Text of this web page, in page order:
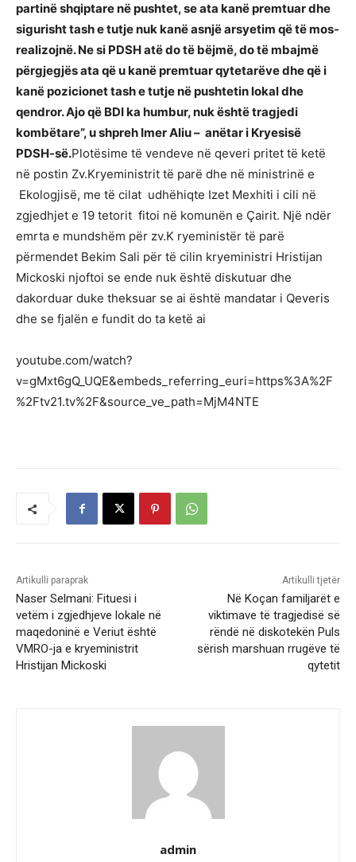
partinë shqiptare në pushtet, se ata kanë premtuar dhe
sigurisht tash e tutje nuk kanë asnjë arsyetim që të mos-
realizojnë. Ne si PDSH atë do të bëjmë, do të mbajmë
përgjegjës ata që u kanë premtuar qytetarëve dhe që i
kanë pozicionet tash e tutje në pushtetin lokal dhe
qendror. Ajo që BDI ka humbur, nuk është tragjedi
kombëtare”, u shpreh Imer Aliu – anëtar i Kryesisë
PDSH-së.Plotësime të vendeve në qeveri pritet të ketë
në postin Zv.Kryeministrit të parë dhe në ministrinë e
Ekologjisë, me të cilat udhëhiqte Izet Mexhiti i cili në
zgjedhjet e 19 tetorit fitoi në komunën e Çairit. Një ndër
emrta e mundshëm për zv.K ryeministër të parë
përmendet Bekim Sali për të cilin kryeministri Hristijan
Mickoski njoftoi se ende nuk është diskutuar dhe
dakorduar duke theksuar se ai është mandatar i Qeveris
dhe se fjalën e fundit do ta ketë ai
youtube.com/watch?
v=gMxt6gQ_UQE&embeds_referring_euri=https%3A%2F
%2Ftv21.tv%2F&source_ve_path=MjM4NTE
Artikulli paraprak
Naser Selmani: Fituesi i
vetëm i zgjedhjeve lokale në
maqedoninë e Veriut është
VMRO-ja e kryeministrit
Hristijan Mickoski
Artikulli tjetër
Në Koçan familjarët e
viktimave të tragjedisë së
rëndë në diskotekën Puls
sërish marshuan rrugëve të
qytetit
admin